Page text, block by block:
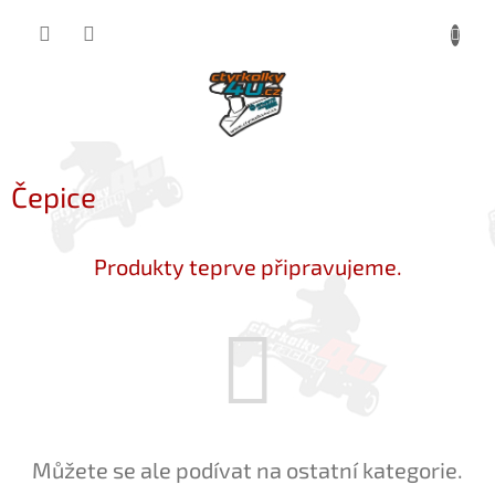
Čepice
Produkty teprve připravujeme.
Můžete se ale podívat na ostatní kategorie.